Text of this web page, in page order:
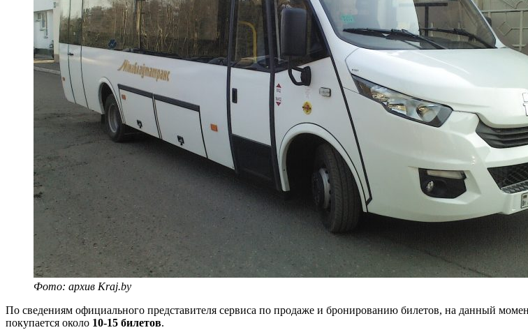
Фото: архив Kraj.by
По сведениям официального представителя сервиса по продаже и бронированию билетов, на данный
покупается около 10-15 билетов.